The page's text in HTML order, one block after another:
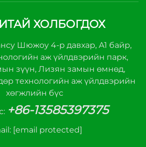
ХОЛБОГДОХ
Шюжоу 4-р давхар, А1 байр,
аж үйлдвэрийн парк,
зүүн, Лизян замын өмнөд,
технологийн аж үйлдвэрийн
хөгжлийн бүс
+86-13585397375
[email protected]